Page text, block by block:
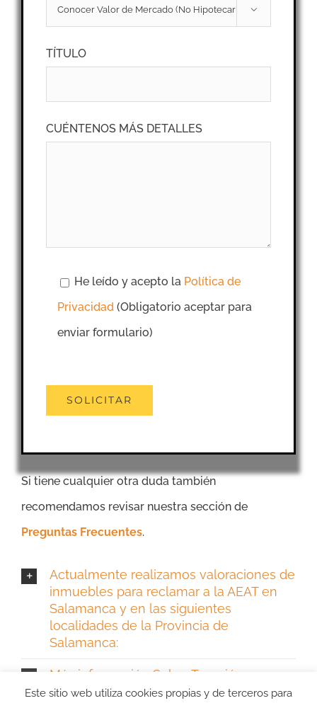

TÍTULO
CUÉNTENOS MÁS DETALLES
He leído y acepto la Política de
Privacidad (Obligatorio aceptar para
enviar formulario)
Si tiene cualquier otra duda también
recomendamos revisar nuestra sección de
Preguntas Frecuentes.
Actualmente realizamos valoraciones de
inmuebles para reclamar a la AEAT en
Salamanca y en las siguientes
localidades de la Provincia de
Salamanca:
Más información Sobre Tasación para
Hacienda en Salamanca
Este sitio web utiliza cookies propias y de terceros para